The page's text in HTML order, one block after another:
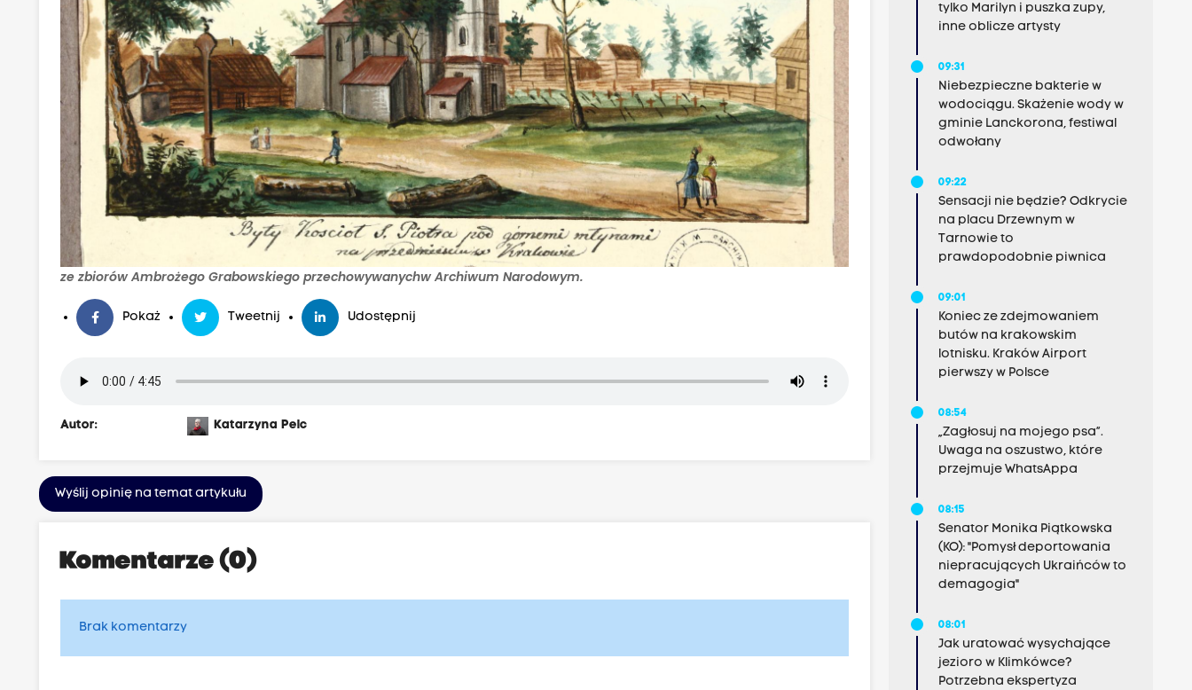
ze zbiorów Ambrożego Grabowskiego przechowywanychw Archiwum Narodowym.
Pokaż Tweetnij Udostępnij
Autor: Katarzyna Pelc
Wyślij opinię na temat artykułu
Komentarze (0)
Brak komentarzy
tylko Marilyn i puszka zupy,
inne oblicze artysty
09:31
Niebezpieczne bakterie w
wodociągu. Skażenie wody w
gminie Lanckorona, festiwal
odwołany
09:22
Sensacji nie będzie? Odkrycie
na placu Drzewnym w
Tarnowie to
prawdopodobnie piwnica
09:01
Koniec ze zdejmowaniem
butów na krakowskim
lotnisku. Kraków Airport
pierwszy w Polsce
08:54
„Zagłosuj na mojego psa”.
Uwaga na oszustwo, które
przejmuje WhatsAppa
08:15
Senator Monika Piątkowska
(KO): "Pomysł deportowania
niepracujących Ukraińców to
demagogia"
08:01
Jak uratować wysychające
jezioro w Klimkówce?
Potrzebna ekspertyza